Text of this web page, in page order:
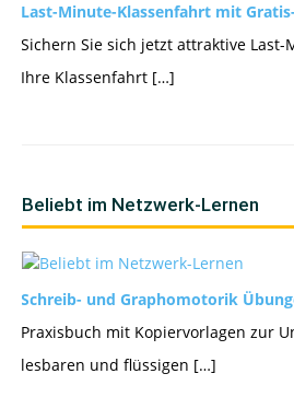
Last-Minute-Klassenfahrt mit
Sichern Sie sich jetzt attraktive
Ihre Klassenfahrt […]
Beliebt im Netzwerk-Lernen
Schreib- und Graphomotorik
Praxisbuch mit Kopiervorlagen zur
lesbaren und flüssigen […]